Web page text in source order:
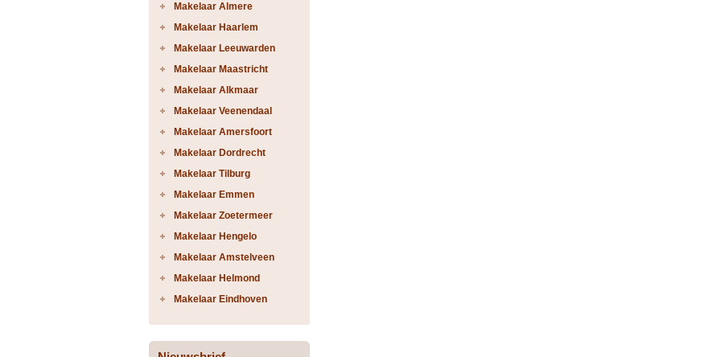
Makelaar Almere
Makelaar Haarlem
Makelaar Leeuwarden
Makelaar Maastricht
Makelaar Alkmaar
Makelaar Veenendaal
Makelaar Amersfoort
Makelaar Dordrecht
Makelaar Tilburg
Makelaar Emmen
Makelaar Zoetermeer
Makelaar Hengelo
Makelaar Amstelveen
Makelaar Helmond
Makelaar Eindhoven